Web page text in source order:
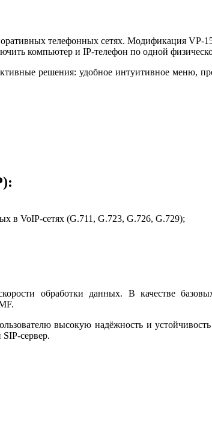
телефонных сетях. Модификация VP-
компьютер и IP-телефон по одной
решения: удобное интуитивное меню,
в VoIP-сетях (G.711, G.723, G.726, G.729);
обработки данных. В качестве
высокую надёжность и
сервер.